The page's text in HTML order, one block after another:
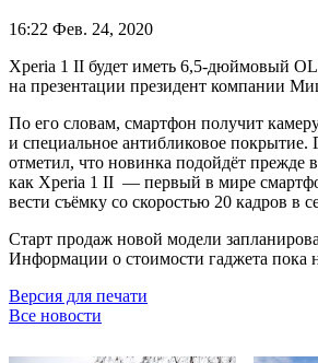
16:22 Фев. 24, 2020
Xperia 1 II будет иметь 6,5-дюймовый
на презентации президент компании
По его словам, смартфон получит
и специальное антибликовое покрытие.
отметил, что новинка подойдёт прежде
как Xperia 1 II — первый в мире
вести съёмку со скоростью 20 кадров в
Старт продаж новой модели
Информации о стоимости гаджета пока
Версия для печати
Все новости